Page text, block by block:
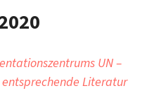
UN –
Literatur